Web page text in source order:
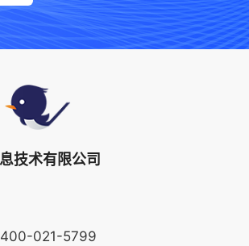
技术有限公司
400-021-5799